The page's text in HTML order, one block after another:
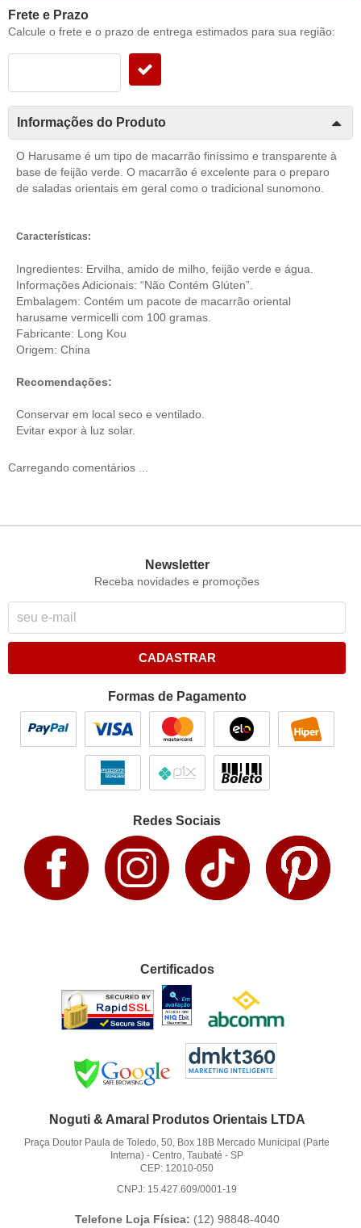
Frete e Prazo
Calcule o frete e o prazo de entrega estimados para sua região:
Informações do Produto
O Harusame é um tipo de macarrão finíssimo e transparente à
base de feijão verde. O macarrão é excelente para o preparo
de saladas orientais em geral como o tradicional sunomono.
Características:
Ingredientes: Ervilha, amido de milho, feijão verde e água.
Informações Adicionais: “Não Contém Glúten”.
Embalagem: Contém um pacote de macarrão oriental
harusame vermicelli com 100 gramas.
Fabricante: Long Kou
Origem: China
Recomendações:
Conservar em local seco e ventilado.
Evitar expor à luz solar.
Carregando comentários ...
Newsletter
Receba novidades e promoções
CADASTRAR
Formas de Pagamento
Redes Sociais
Certificados
Noguti & Amaral Produtos Orientais LTDA
Praça Doutor Paula de Toledo, 50, Box 18B Mercado Municipal (Parte
Interna) -Centro, Taubaté -SP
CEP: 12010-050
CNPJ: 15.427.609/0001-19
Telefone Loja Física: (12) 98848-4040